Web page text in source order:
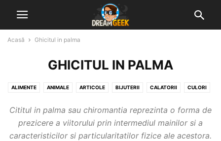
Acasă Ghicitul in palma
GHICITUL IN PALMA
ALIMENTE ANIMALE ARTICOLE BIJUTERII CALATORII CULORI
MUNCA & ACTIVITATI NATURA NUMERE, LITERE & SEMNE
OAMENI & STARI UMANE
Cititul in palma sau chiromantia reprezinta o forma de
prezicere a viitorului prin intermediul mainilor si a
caracteristicilor si particularitatilor fizice ale acestora.